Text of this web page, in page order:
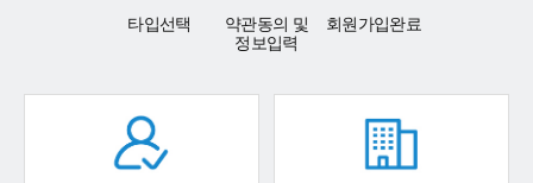
타입선택
약관동의 및
정보입력
회원가입완료